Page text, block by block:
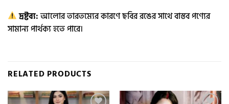
দ্রষ্টব্য:আলোর তারতম্যের কারণে ছবির রঙের সাথে বাস্তব পণ্যের
সামান্য পার্থক্য হতে পারে।
RELATED PRODUCTS